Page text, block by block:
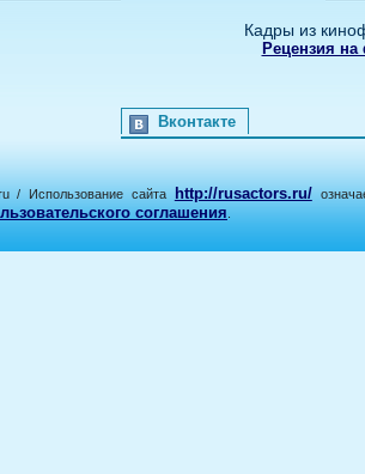
Кадры из
Рецензия
Вконтакте
/ Использование сайта http://rusactors.ru/
соглашения